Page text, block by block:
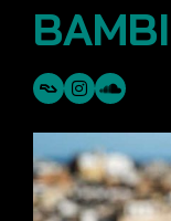
BAMBI